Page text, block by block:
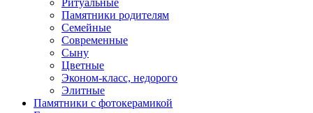
Ритуальные
Памятники родителям
Семейные
Современные
Сыну
Цветные
Эконом-класс, недорого
Элитные
Памятники с фотокерамикой